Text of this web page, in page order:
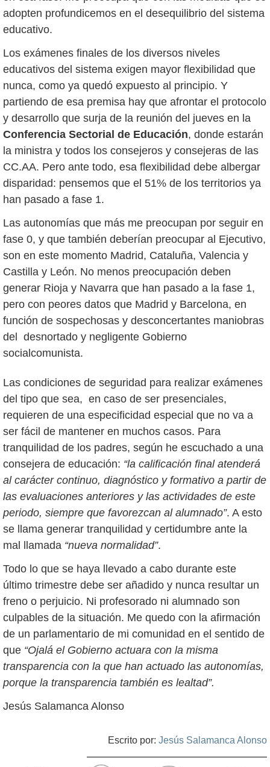
adopten profundicemos en el desequilibrio del sistema
educativo.
Los exámenes finales de los diversos niveles
educativos del sistema exigen mayor flexibilidad que
nunca, como ya quedó expuesto al principio. Y
partiendo de esa premisa hay que afrontar el protocolo
y desarrollo que surja de la reunión del jueves en la
Conferencia Sectorial de Educación, donde estarán
la ministra y todos los consejeros y consejeras de las
CC.AA. Pero ante todo, esa flexibilidad debe albergar
disparidad: pensemos que el 51% de los territorios ya
han pasado a fase 1.
Las autonomías que más me preocupan por seguir en
fase 0, y que también deberían preocupar al Ejecutivo,
son en este momento Madrid, Cataluña, Valencia y
Castilla y León. No menos preocupación deben
generar Rioja y Navarra que han pasado a la fase 1,
pero con peores datos que Madrid y Barcelona, en
función de sospechosas y desconcertantes maniobras
del desnortado y negligente Gobierno
socialcomunista.
Las condiciones de seguridad para realizar exámenes
del tipo que sea, en caso de ser presenciales,
requieren de una especificidad especial que no va a
ser fácil de mantener en muchos casos. Para
tranquilidad de los padres, según he escuchado a una
consejera de educación: “la calificación final atenderá
al carácter continuo, diagnóstico y formativo a partir de
las evaluaciones anteriores y las actividades de este
periodo, siempre que favorezcan al alumnado”. A esto
se llama generar tranquilidad y certidumbre ante la
mal llamada “nueva normalidad”.
Todo lo que se haya llevado a cabo durante este
último trimestre debe ser añadido y nunca resultar un
freno o perjuicio. Ni profesorado ni alumnado son
culpables de la situación. Me quedo con la afirmación
de un parlamentario de mi comunidad en el sentido de
que “Ojalá el Gobierno actuara con la misma
transparencia con la que han actuado las autonomías,
porque la transparencia también es lealtad”.
Jesús Salamanca Alonso
Escrito por: Jesús Salamanca Alonso